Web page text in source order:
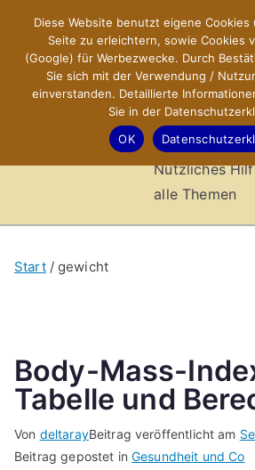
springen
X-
–
Nützliches
alle Themen
Start gewicht
Body-Mass-
Tabelle und
Von deltarayBeitrag veröffentlicht am
Beitrag gepostet inGesundheit und Co
Diese Website benutzt eigene
Seite zu erleichtern, sowie Cookies
(Google) für Werbezwecke. Durch
Sie sich mit der Verwendung /
einverstanden. Detaillierte
Sie in der
OK